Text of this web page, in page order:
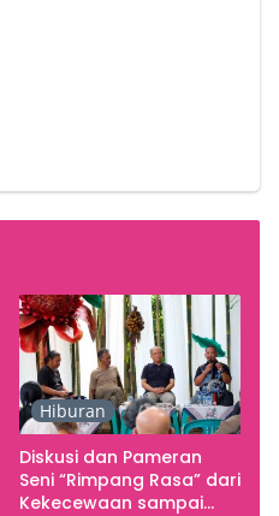
Hiburan
Diskusi dan Pameran
Seni “Rimpang Rasa” dari
Kekecewaan sampai